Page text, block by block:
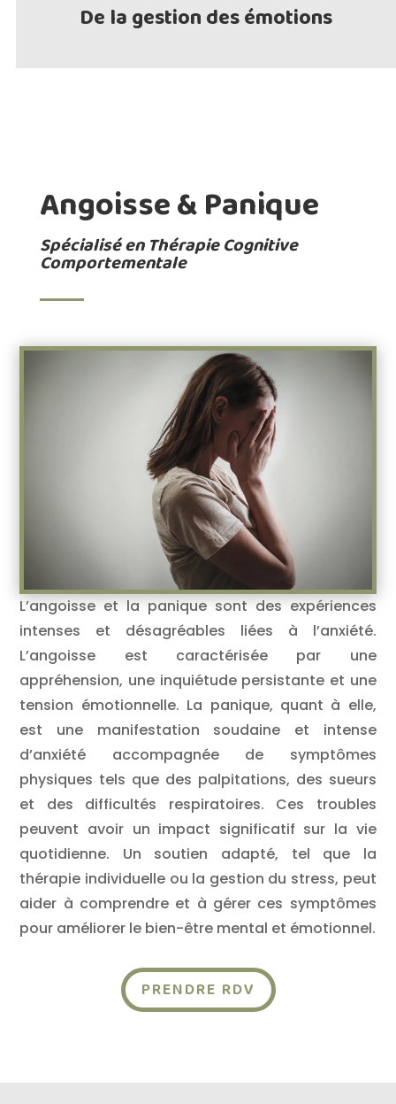
De la gestion des émotions
Angoisse & Panique
Spécialisé en Thérapie Cognitive
Comportementale
L’angoisse et la panique sont des expériences
intenses et désagréables liées à l’anxiété.
L’angoisse est caractérisée par une
appréhension, une inquiétude persistante et une
tension émotionnelle. La panique, quant à elle,
est une manifestation soudaine et intense
d’anxiété accompagnée de symptômes
physiques tels que des palpitations, des sueurs
et des difficultés respiratoires. Ces troubles
peuvent avoir un impact significatif sur la vie
quotidienne. Un soutien adapté, tel que la
thérapie individuelle ou la gestion du stress, peut
aider à comprendre et à gérer ces symptômes
pour améliorer le bien-être mental et émotionnel.
PRENDRE RDV